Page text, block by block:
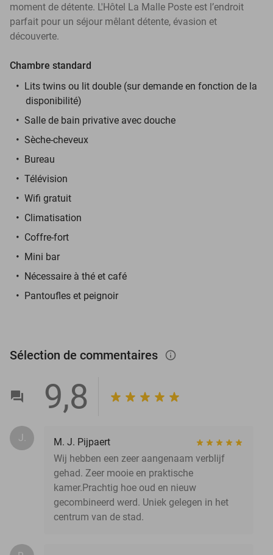
moment de détente. L'Hôtel La Malle Poste est l’endroit
parfait pour un séjour mêlant détente, évasion et
découverte.
Chambre standard
Lits twins ou lit double (sur demande en fonction de la
disponibilité)
Salle de bain privative avec douche
Sèche-cheveux
Bureau
Télévision
Wifi gratuit
Climatisation
Coffre-fort
Mini bar
Nécessaire à thé et café
Pantoufles et peignoir
Sélection de commentaires info_outlined
9,8
J.
M. J. Pijpaert
Wij hebben een zeer aangenaam verblijf
gehad. Zeer mooie en praktische
kamer.Prachtig hoe oud en nieuw
gecombineerd werd. Uniek gelegen in het
centrum van de stad.